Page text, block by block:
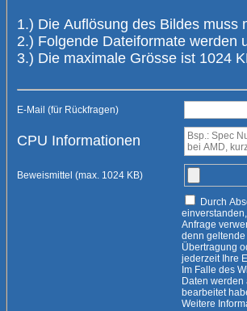
1.) Die Auflösung des Bildes muss
2.) Folgende Dateiformate werden
3.) Die maximale Grösse ist 1024
E-Mail (für Rückfragen)
CPU Informationen
Beweismittel (max. 1024 KB)
einverstanden, dass wir Ihre Angaben für die Beantwortung Ihrer
Anfrage verwenden. Es erfolgt keine
denn geltende
Übertragung
jederzeit Ihre
Im Falle des
Daten
bearbeitet haben oder der Zweck der Speicherung